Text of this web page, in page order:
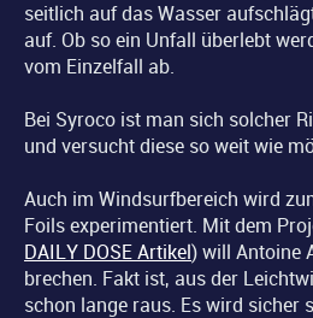
seitlich auf das Wasser
auf. Ob so ein Unfall überlebt
vom Einzelfall ab.
Bei Syroco ist man sich solcher
und versucht diese so weit wie
Auch im Windsurfbereich wird
Foils experimentiert. Mit dem
DAILY DOSE Artikel) will Antoine
brechen. Fakt ist, aus der
schon lange raus. Es wird sicher